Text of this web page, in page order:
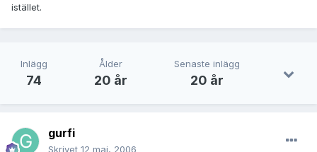
istället.
Inlägg
74
Ålder
20 år
Senaste inlägg
20 år
gurfi
Skrivet 12 maj, 2006